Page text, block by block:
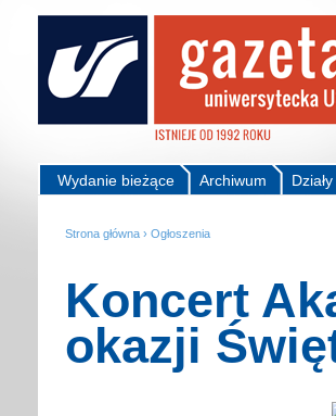
Działy
Archiwum
Wydanie bieżące
Strona główna › Ogłoszenia
Koncert
okazji